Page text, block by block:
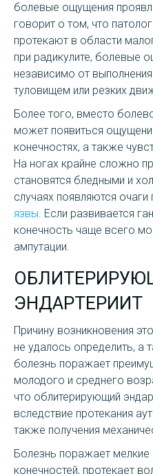
болевые ощущения
говорит о том, что
протекают в области
при радикулите, болевые
независимо от
туловищем или резких
Более того, вместо
может появиться
конечностях, а также
На ногах крайне сложно
становятся бледными и
случаях появляются очаги
язвы. Если развивается
конечность чаще всего
ампутации.
ЭНДАРТЕРИИТ
Причину возникновения
не удалось определить, а
болезнь поражает
молодого и среднего
что облитерирующий
вследствие протекания
также получения
Болезнь поражает мелкие
конечностей, протекает